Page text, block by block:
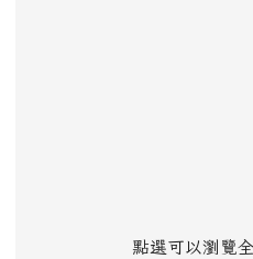
點選可以瀏覽